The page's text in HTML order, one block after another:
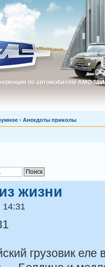
по автомобилям АМО
по автомобилям АМО
‹ Анекдоты приколы
жизни
14:31
грузовик еле